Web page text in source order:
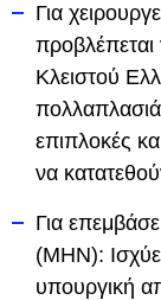
Για
προβλέπεται
Κλειστού
επιπλοκές
να
Για
(ΜΗΝ):
υπουργική